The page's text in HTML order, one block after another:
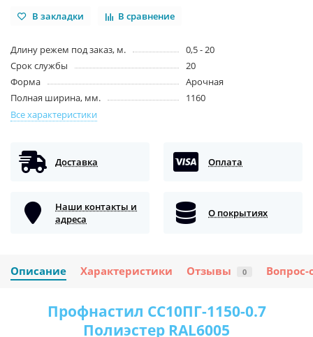
В закладки В сравнение
Длину режем под заказ, м.
0,5 - 20
Срок службы
20
Форма
Арочная
Полная ширина, мм.
1160
Все характеристики
Доставка Оплата
Наши контакты и
адреса
О покрытиях
Описание Характеристики Отзывы 0 Вопрос-
Профнастил СС10ПГ-1150-0.7
Полиэстер RAL6005